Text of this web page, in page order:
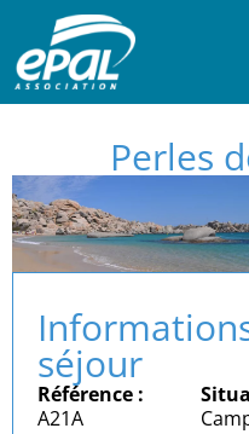
Perles
séjour
Référence :
A21A
Panneau de gestion des